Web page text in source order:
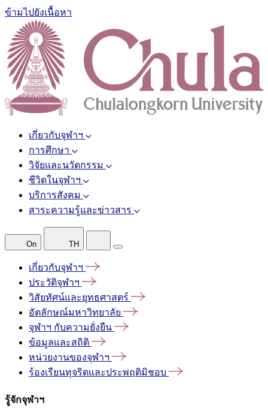
ข้ามไปยังเนื้อหา
เกี่ยวกับจุฬาฯ
การศึกษา
วิจัยและนวัตกรรม
ชีวิตในจุฬาฯ
บริการสังคม
สาระความรู้และข่าวสาร
On TH
เกี่ยวกับจุฬาฯ
ประวัติจุฬาฯ
วิสัยทัศน์และยุทธศาสตร์
อัตลักษณ์มหาวิทยาลัย
จุฬาฯ กับความยั่งยืน
ข้อมูลและสถิติ
หน่วยงานของจุฬาฯ
ร้องเรียนทุจริตและประพฤติมิชอบ
รู้จักจุฬาฯ